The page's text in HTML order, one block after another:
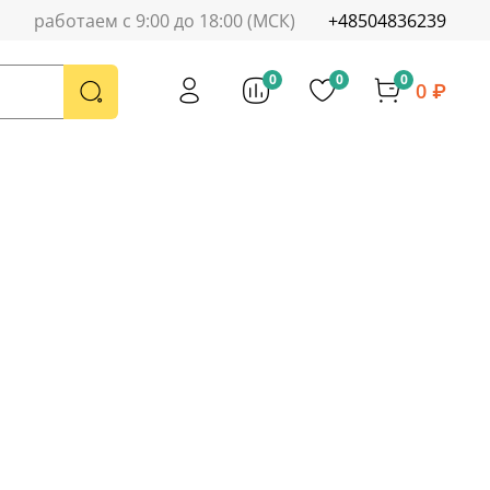
работаем с 9:00 до 18:00 (МСК) +48504836239
0 0 0 0 ₽